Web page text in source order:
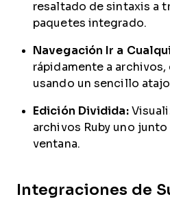
resaltado de sintaxis a
paquetes integrado.
Navegación Ir a
rápidamente a
usando un sencillo
Edición Dividida:
archivos Ruby uno
ventana.
Integraciones de